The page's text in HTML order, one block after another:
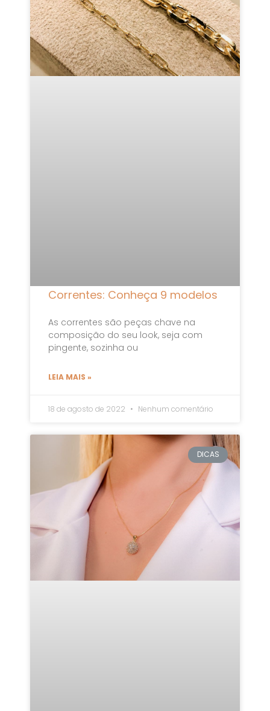
Correntes: Conheça 9 modelos
As correntes são peças chave na
composição do seu look, seja com
pingente, sozinha ou
LEIA MAIS »
18 de agosto de 2022 Nenhum comentário
DICAS